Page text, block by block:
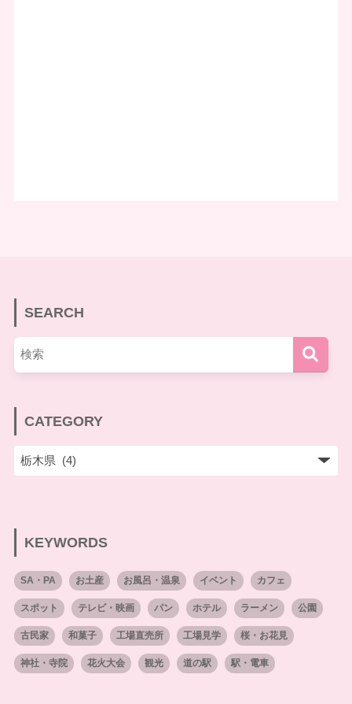
SEARCH
CATEGORY
KEYWORDS
SA・PA お土産 お風呂・温泉 イベント カフェ
スポット テレビ・映画 パン ホテル ラーメン 公園
古民家 和菓子 工場直売所 工場見学 桜・お花見
神社・寺院 花火大会 観光 道の駅 駅・電車